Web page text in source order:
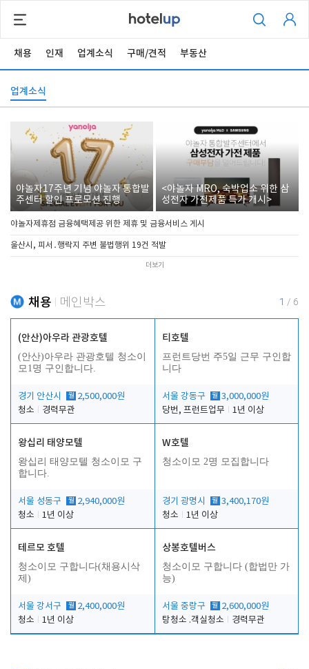
채용 인재 업계소식 구매/견적 부동산
업계소식
야놀자17주년 기념 야놀자 통합발
주센터 할인 프로모션 진행
<야놀자 MRO, 숙박업소 위한 삼
성전자 가전제품 특가 개시>
야놀자제휴점 금융혜택제공 위한 제휴 및 금융서비스 게시
울산시, 피서․행락지 주변 불법행위 19건 적발
더보기
채용 메인박스 1 / 6
(안산)아우라 관광호텔
(안산)아우라 관광호텔 청소이
모1명 구인합니다.
경기 안산시 월 2,500,000원
청소
경력무관
티호텔
프런트당번 주5일 근무 구인합
니다
서울 강동구 월 3,000,000원
당번, 프런트업무
1년 이상
왕십리 태양모텔
왕십리 태양모텔 청소이모 구
합니다.
서울 성동구 월 2,940,000원
청소
1년 이상
W호텔
청소이모 2명 모집합니다
경기 광명시 월 3,400,170원
청소
1년 이상
테르모 호텔
청소이모 구합니다(채용시삭
제)
서울 강서구 월 2,400,000원
청소
1년 이상
상봉호텔버스
청소이모 구합니다 (합법만 가
능)
서울 중랑구 월 2,600,000원
탕청소 .객실청소
경력무관